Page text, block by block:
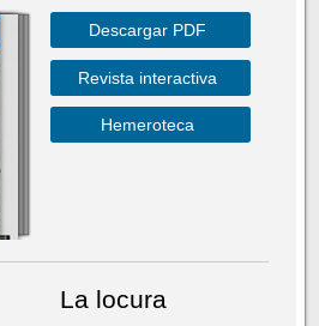
Descargar PDF
Revista interactiva
Hemeroteca
La locura